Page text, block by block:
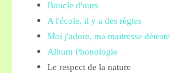
Boucle d'ours
A l'école, il y a des règles
Moi j'adore, ma maitresse déteste
Album Phonologie
Le respect de la nature